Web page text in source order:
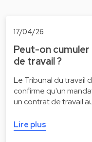
17/04/26
Peut-on
de travail ?
Le Tribunal du travail
confirme qu'un
un contrat de travail
Lire plus